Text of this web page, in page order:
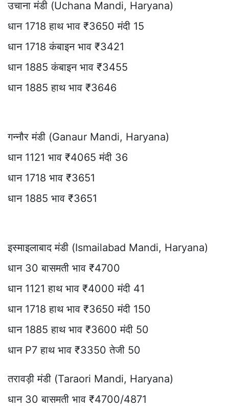
उचाना मंडी (Uchana Mandi, Haryana)
धान 1718 हाथ भाव ₹3650 मंदी 15
धान 1718 कंबाइन भाव ₹3421
धान 1885 कंबाइन भाव ₹3455
धान 1885 हाथ भाव ₹3646
गन्नौर मंडी (Ganaur Mandi, Haryana)
धान 1121 भाव ₹4065 मंदी 36
धान 1718 भाव ₹3651
धान 1885 भाव ₹3651
इस्माइलाबाद मंडी (Ismailabad Mandi, Haryana)
धान 30 बासमती भाव ₹4700
धान 1121 हाथ भाव ₹4000 मंदी 41
धान 1718 हाथ भाव ₹3650 मंदी 150
धान 1885 हाथ भाव ₹3600 मंदी 50
धान P7 हाथ भाव ₹3350 तेजी 50
तरावड़ी मंडी (Taraori Mandi, Haryana)
धान 30 बासमती भाव ₹4700/4871